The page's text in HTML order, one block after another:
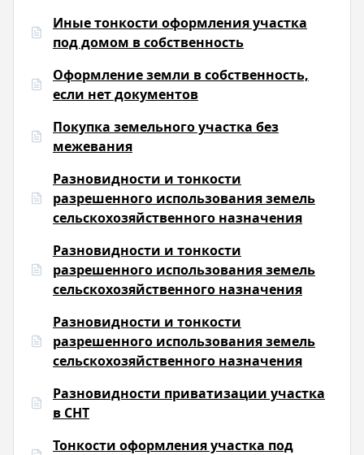
Иные тонкости оформления участка
под домом в собственность
Оформление земли в собственность,
если нет документов
Покупка земельного участка без
межевания
Разновидности и тонкости
разрешенного использования земель
сельскохозяйственного назначения
Разновидности и тонкости
разрешенного использования земель
сельскохозяйственного назначения
Разновидности и тонкости
разрешенного использования земель
сельскохозяйственного назначения
Разновидности приватизации участка
в СНТ
Тонкости оформления участка под